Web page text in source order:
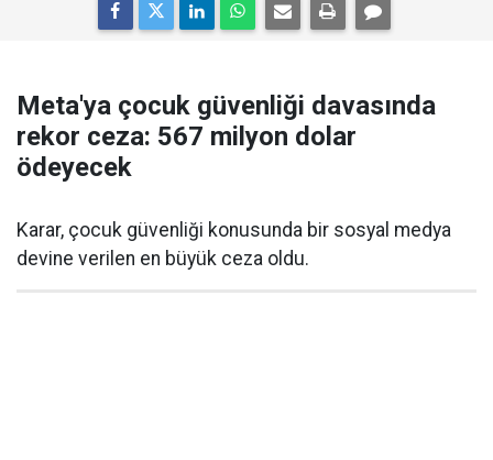
Meta'ya çocuk güvenliği davasında
rekor ceza: 567 milyon dolar
ödeyecek
Karar, çocuk güvenliği konusunda bir sosyal medya
devine verilen en büyük ceza oldu.